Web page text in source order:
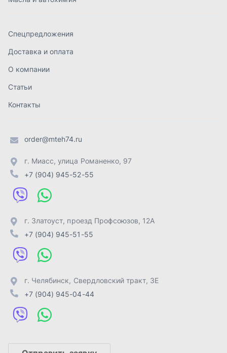
order@mteh74.ru
+7 (904) 945-52-55
г. Златоуст
г. Челябинск
+7 (904) 945-04-44
Отправить заявку
ИП Лахтачёв О.В.
Разработка -